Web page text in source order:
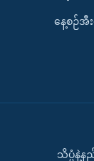
နေ့စဉ်အီ
သိပ္ပံနဲ့န